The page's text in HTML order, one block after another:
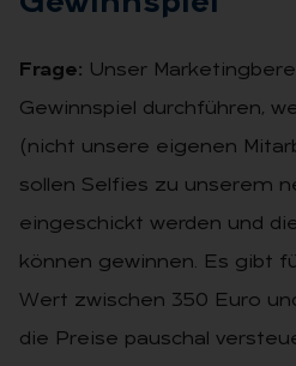
Frage: Unser
Gewinnspiel durchführen,
(nicht unsere eigenen
sollen Selfies zu unserem
eingeschickt werden und
können gewinnen. Es gibt
Wert zwischen 350 Euro
die Preise pauschal